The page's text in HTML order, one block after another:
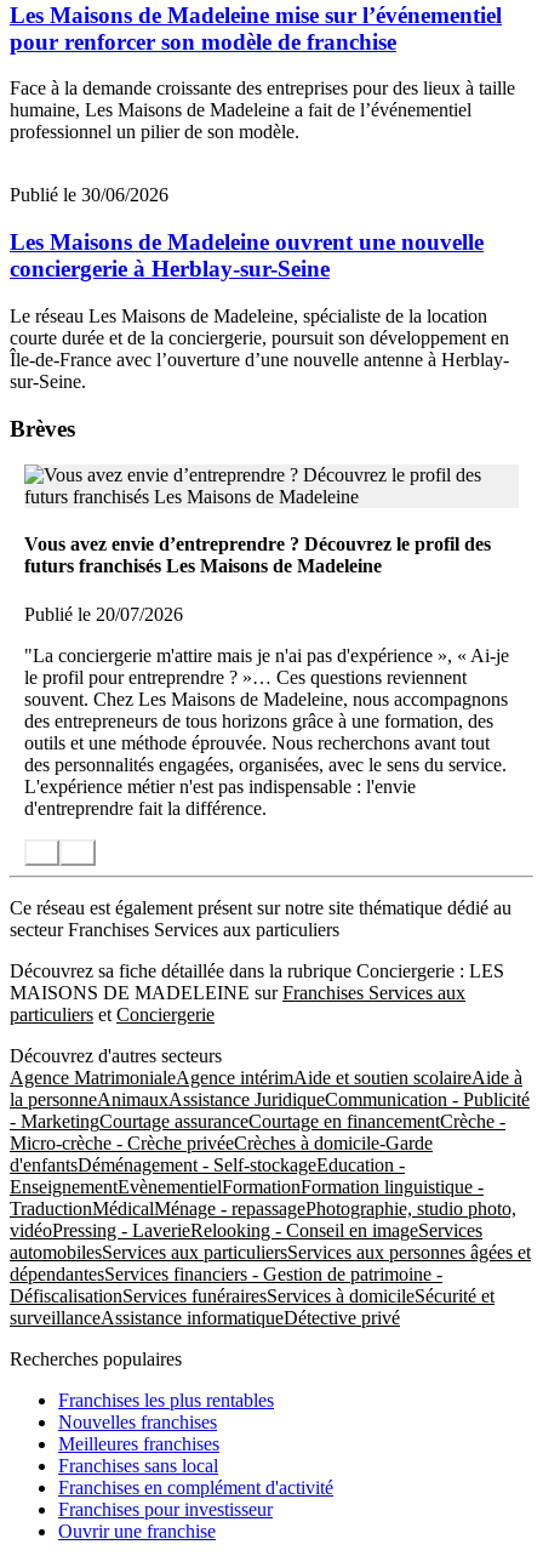
Les Maisons de Madeleine mise sur l’événementiel
pour renforcer son modèle de franchise
Face à la demande croissante des entreprises pour des lieux à taille
humaine, Les Maisons de Madeleine a fait de l’événementiel
professionnel un pilier de son modèle.
Publié le 30/06/2026
Les Maisons de Madeleine ouvrent une nouvelle
conciergerie à Herblay-sur-Seine
Le réseau Les Maisons de Madeleine, spécialiste de la location
courte durée et de la conciergerie, poursuit son développement en
Île-de-France avec l’ouverture d’une nouvelle antenne à Herblay-
sur-Seine.
Brèves
Vous avez envie d’entreprendre ? Découvrez le profil des
futurs franchisés Les Maisons de Madeleine
Publié le 20/07/2026
"La conciergerie m'attire mais je n'ai pas d'expérience », « Ai-je
le profil pour entreprendre ? »… Ces questions reviennent
souvent. Chez Les Maisons de Madeleine, nous accompagnons
des entrepreneurs de tous horizons grâce à une formation, des
outils et une méthode éprouvée. Nous recherchons avant tout
des personnalités engagées, organisées, avec le sens du service.
L'expérience métier n'est pas indispensable : l'envie
d'entreprendre fait la différence.
Ce réseau est également présent sur notre site thématique dédié au
secteur Franchises Services aux particuliers
Découvrez sa fiche détaillée dans la rubrique Conciergerie : LES
MAISONS DE MADELEINE surFranchises Services aux
particuliers et Conciergerie
Découvrez d'autres secteurs
Agence MatrimonialeAgence intérimAide et soutien scolaireAide à
la personneAnimauxAssistance JuridiqueCommunication - Publicité
- MarketingCourtage assuranceCourtage en financementCrèche -
Micro-crèche - Crèche privéeCrèches à domicile-Garde
d'enfantsDéménagement - Self-stockageEducation -
EnseignementEvènementielFormationFormation linguistique -
TraductionMédicalMénage - repassagePhotographie, studio photo,
vidéoPressing - LaverieRelooking - Conseil en imageServices
automobilesServices aux particuliersServices aux personnes âgées et
dépendantesServices financiers - Gestion de patrimoine -
DéfiscalisationServices funérairesServices à domicileSécurité et
surveillanceAssistance informatiqueDétective privé
Recherches populaires
Franchises les plus rentables
Nouvelles franchises
Meilleures franchises
Franchises sans local
Franchises en complément d'activité
Franchises pour investisseur
Ouvrir une franchise